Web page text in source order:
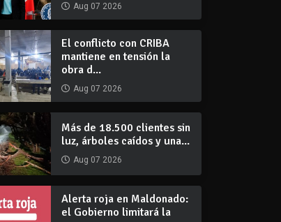
Aug 07 2026
El conflicto con CRIBA
mantiene en tensión la
obra d...
Aug 07 2026
Más de 18.500 clientes sin
luz, árboles caídos y una...
Aug 07 2026
Alerta roja en Maldonado:
el Gobierno limitará la